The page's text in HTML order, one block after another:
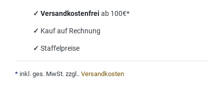
✓ Versandkostenfrei ab 100€*
✓ Kauf auf Rechnung
✓ Staffelpreise
* inkl. ges. MwSt. zzgl.. Versandkosten